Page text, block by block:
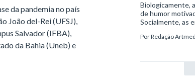
da pandemia no país
João del-Rei (UFSJ),
Salvador (IFBA),
da Bahia (Uneb) e
Biologicamente,
de humor
Socialmente, as
desigualdade
intensificou em
PorRedação Artmed